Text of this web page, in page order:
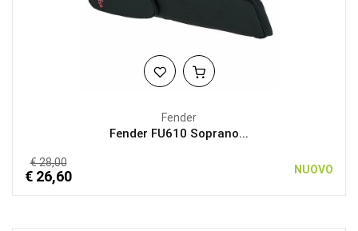
Fender
Fender FU610 Soprano...
€ 28,00
€ 26,60 NUOVO